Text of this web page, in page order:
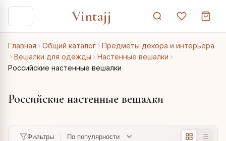
Vintajj
Главная Общий каталог
Предметы декора и интерьера
Вешалки для одежды
Настенные вешалки
Российские настенные вешалки
Российские настенные вешалки
Фильтры